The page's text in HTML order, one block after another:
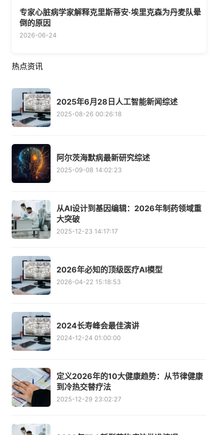
专家心脏病学家解释克里斯蒂安·埃里克森为丹麦队晕
倒的原因
2026-06-24
热点资讯
2025年6月28日人工智能新闻综述
2025-08-26 00:26:18
阿尔茨海默病最新研究综述
2025-09-08 14:02:23
从AI设计到基因编辑：2026年制药领域重
大突破
2025-12-23 14:17:17
2026年必知的顶级医疗AI模型
2026-04-22 15:18:53
2024长寿峰会最佳演讲
2024-12-24 01:00:00
定义2026年的10大健康趋势：从节律健康
到冷热交替疗法
2025-12-29 23:02:27